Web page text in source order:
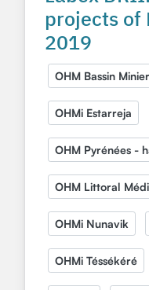
projects of
2019
OHM Bassin
OHMi Estarreja
OHM Pyrénées -
OHM Littoral
OHMi Nunavik
OHMi Téssékéré